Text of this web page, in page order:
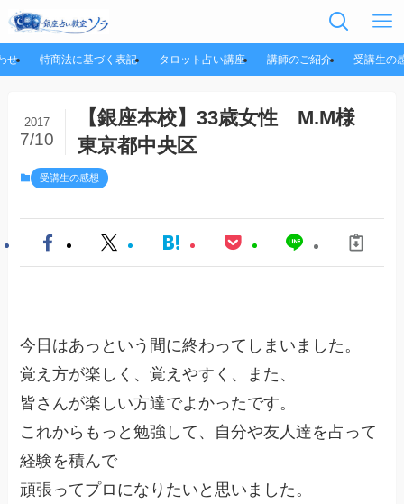
せ 特商法に基づく表記 タロット占い講座 講師のご紹介 受講生の
【銀座本校】33歳女性 M.M様
東京都中央区
2017
7/10
受講生の感想
今日はあっという間に終わってしまいました。
覚え方が楽しく、覚えやすく、また、
皆さんが楽しい方達でよかったです。
これからもっと勉強して、自分や友人達を占って
経験を積んで
頑張ってプロになりたいと思いました。